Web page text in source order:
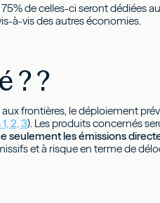
de celles-ci seront dédiées
à-vis des autres économies.
? ?
frontières, le déploiement
2, 3). Les produits concernés
seulement les émissions
et à risque en terme de